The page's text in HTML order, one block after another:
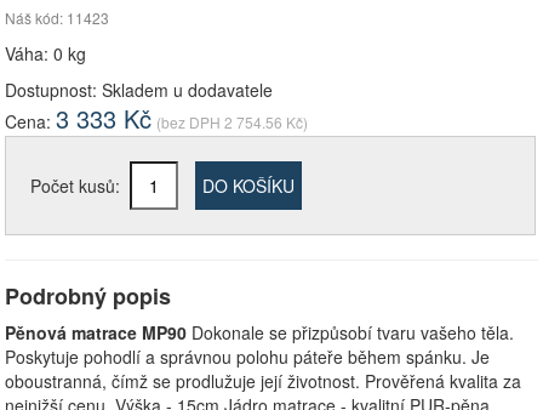
Náš kód: 11423
Váha: 0 kg
Dostupnost: Skladem u dodavatele
Cena: 3 333 Kč (bez DPH 2 754.56 Kč)
Počet kusů: DO KOŠÍKU
Podrobný popis
Pěnová matrace MP90 Dokonale se přizpůsobí tvaru vašeho těla.
Poskytuje pohodlí a správnou polohu páteře během spánku. Je
oboustranná, čímž se prodlužuje její životnost. Prověřená kvalita za